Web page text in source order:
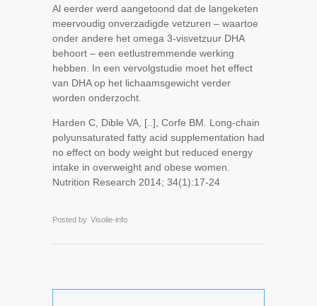
Al eerder werd aangetoond dat de langeketen
meervoudig onverzadigde vetzuren – waartoe
onder andere het omega 3-visvetzuur DHA
behoort – een eetlustremmende werking
hebben. In een vervolgstudie moet het effect
van DHA op het lichaamsgewicht verder
worden onderzocht.
Harden C, Dible VA, [..], Corfe BM. Long-chain
polyunsaturated fatty acid supplementation had
no effect on body weight but reduced energy
intake in overweight and obese women.
Nutrition Research 2014; 34(1):17-24
Posted by Visolie-info